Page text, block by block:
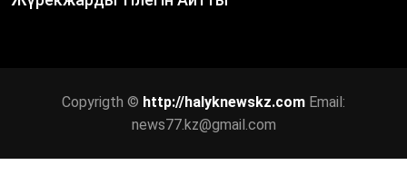
Copyrigth © http://halyknewskz.com Email:
news77.kz@gmail.com